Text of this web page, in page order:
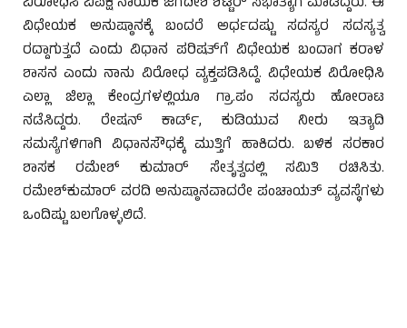
ವಿಧೇಯಕ ಅನುಷ್ಠಾನಕ್ಕೆ ಬಂದರೆ ಅರ್ಧದಷ್ಟು ಸದಸ್ಯರ ಸದಸ್ಯತ್ವ
ರದ್ದಾಗುತ್ತದೆ ಎಂದು ವಿಧಾನ ಪರಿಷತ್‌ಗೆ ವಿಧೇಯಕ ಬಂದಾಗ ಕರಾಳ
ಶಾಸನ ಎಂದು ನಾನು ವಿರೋಧ ವ್ಯಕ್ತಪಡಿಸಿದ್ದೆ. ವಿಧೇಯಕ ವಿರೋಧಿಸಿ
ಎಲ್ಲಾ ಜಿಲ್ಲಾ ಕೇಂದ್ರಗಳಲ್ಲಿಯೂ ಗ್ರಾ.ಪಂ ಸದಸ್ಯರು ಹೋರಾಟ
ನಡೆಸಿದ್ದರು. ರೇಷನ್ ಕಾರ್ಡ್, ಕುಡಿಯುವ ನೀರು ಇತ್ಯಾದಿ
ಸಮಸ್ಯೆಗಳಿಗಾಗಿ ವಿಧಾನಸೌಧಕ್ಕೆ ಮುತ್ತಿಗೆ ಹಾಕಿದರು. ಬಳಿಕ ಸರಕಾರ
ಶಾಸಕ ರಮೇಶ್ ಕುಮಾರ್ ಸೇತೃತ್ವದಲ್ಲಿ ಸಮಿತಿ ರಚಿಸಿತು.
ರಮೇಶ್‌ಕುಮಾರ್ ವರದಿ ಅನುಷ್ಠಾನವಾದರೇ ಪಂಚಾಯತ್ ವ್ಯವಸ್ಥೆಗಳು
ಒಂದಿಷ್ಟು ಬಲಗೊಳ್ಳಲಿದೆ.